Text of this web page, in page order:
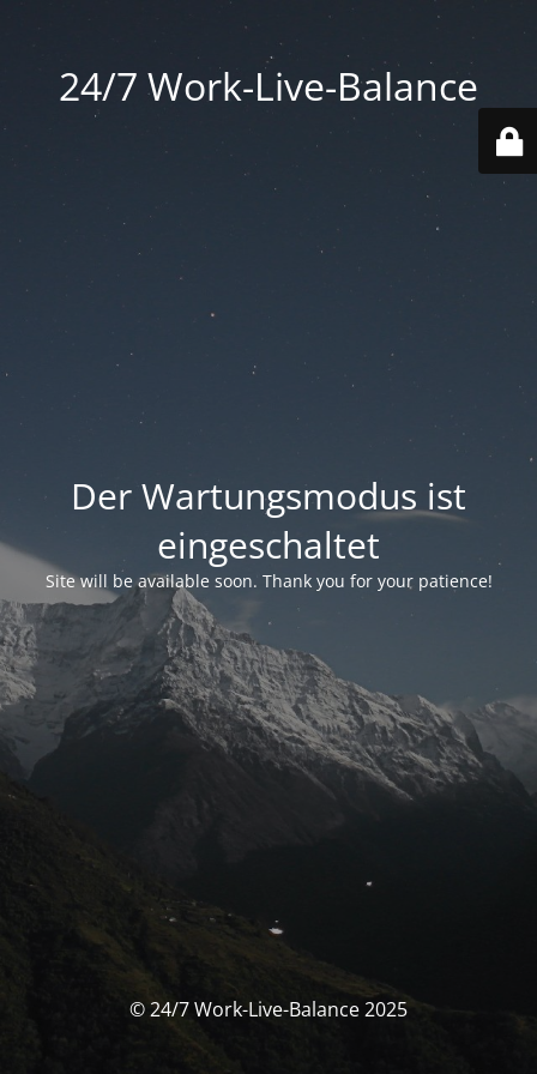
24/7 Work-Live-Balance
Der Wartungsmodus ist
eingeschaltet
Site will be available soon. Thank you for your patience!
© 24/7 Work-Live-Balance 2025